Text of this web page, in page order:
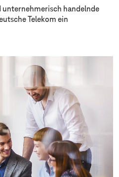
t
e
unternehmerisch handelnde
Telekom ein